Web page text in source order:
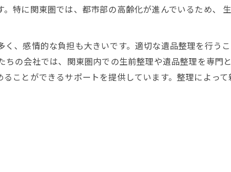
特に関東圏では、都市部の高齢化が進んでいるため、
、感情的な負担も大きいです。適切な遺品整理を行う
の会社では、関東圏内での生前整理や遺品整理を専門
ことができるサポートを提供しています。整理によっ